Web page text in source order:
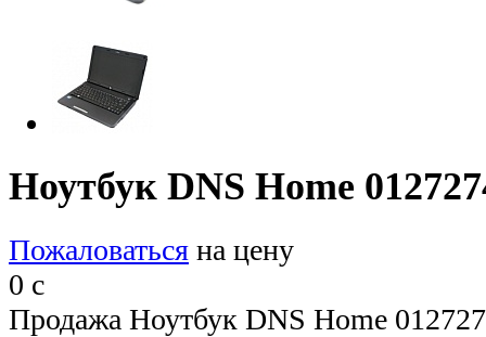
Ноутбук DNS Home
Пожаловаться на цену
0 c
Продажа Ноутбук DNS Home